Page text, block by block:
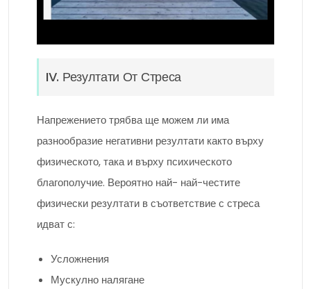
IV. Резултати От Стреса
Напрежението трябва ще можем ли има
разнообразие негативни резултати както върху
физическото, така и върху психическото
благополучие. Вероятно най- най-честите
физически резултати в съответствие с стреса
идват с:
Усложнения
Мускулно налягане